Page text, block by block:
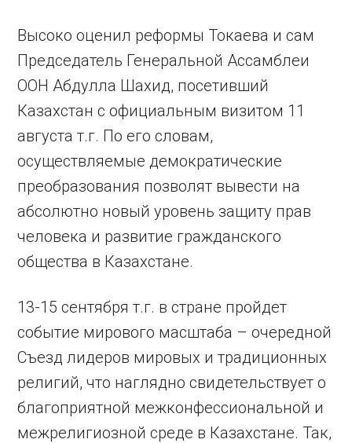
Высоко оценил реформы Токаева и сам
Председатель Генеральной Ассамблеи
ООН Абдулла Шахид, посетивший
Казахстан с официальным визитом 11
августа т.г. По его словам,
осуществляемые демократические
преобразования позволят вывести на
абсолютно новый уровень защиту прав
человека и развитие гражданского
общества в Казахстане.
13-15 сентября т.г. в стране пройдет
событие мирового масштаба – очередной
Съезд лидеров мировых и традиционных
религий, что наглядно свидетельствует о
благоприятной межконфессиональной и
межрелигиозной среде в Казахстане. Так,